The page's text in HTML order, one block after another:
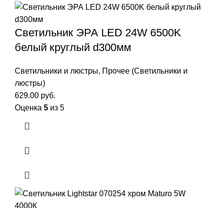
Светильник ЭРА LED 24W 6500K
белый круглый d300мм
Светильники и люстры, Прочее (Светильники и
люстры)
629.00 руб.
Оценка 5 из 5